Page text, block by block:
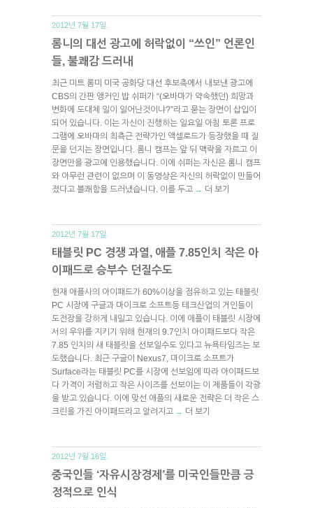
2012년 7월 17일.
롬니의 대선 광고에 허락없이 “쓰인” 언론인
들, 불쾌감 드러내
최근 미트 롬미 미국 공화당 대선 후보측에서 내보낸 광고에
CBS의 간판 앵커인 밥 쉬퍼가 “(오바마가 약속했던) 희망과
변화에 도대체 일이 일어난것이냐?”라고 묻는 장면이 삽입이
되어 있습니다. 이는 자신이 진행하는 일요일 아침 토론 프로
그램에 오바마의 최측근 전략가인 액셀로드가 등장했을 때 질
문을 던지는 장면입니다. 롬니 캠프는 앞 뒤 맥락을 자르고 이
장면만을 광고에 인용했습니다. 이에 쉬퍼는 자신은 롬니 캠프
와 아무런 관련이 없으며 이 동영상은 자신의 허락없이 만들어
졌다고 블쾌함을 드러냈습니다. 이를 두고 → 더 보기
2012년 7월 17일.
태블릿 PC 경쟁 과열, 애플 7.85인치 작은 아
이패드로 승부수 던질수도
현재 애플사의 아이패드가 60%이상을 점유하고 있는 태블릿
PC 시장에 구글과 마이크로 소프트등 테크산업의 거인들이
도전장을 강하게 내밀고 있습니다. 이에 애플이 태블릿 시장에
서의 우위를 지키기 위해 현재의 9.7인치 아이패드보다 작은
7.85 인치의 새 태블릿을 선보일수도 있다고 뉴욕타임즈는 보
도했습니다. 최근 구글이 Nexus7, 마이크로 소프트가
Surface라는 태블릿 PC를 시장에 선보임에 따라 아이패드보
다 가격이 저렴하고 작은 사이즈를 선보이는 이 제품들이 각광
을 받고 있습니다. 이에 맞선 애플의 새로운 전략은 더 작은 스
크린을 가진 아이패드라고 알려지고 → 더 보기
2012년 7월 16일.
중국인들 ‘자유시장경제’를 미국인들만큼 긍
정적으로 인식